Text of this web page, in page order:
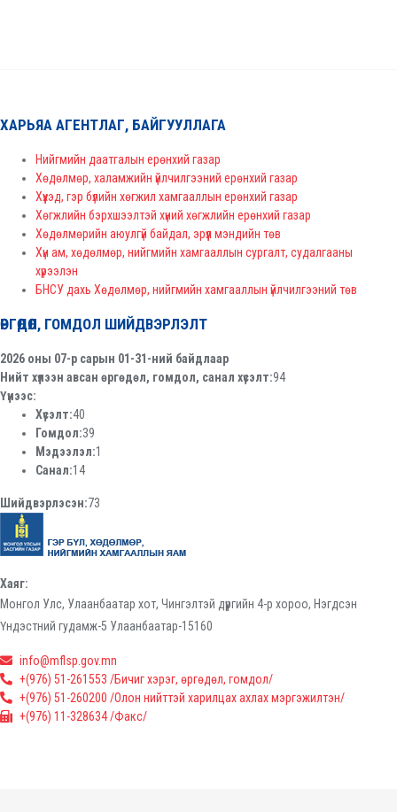
ХАРЬЯА АГЕНТЛАГ, БАЙГУУЛЛАГА
Нийгмийн даатгалын ерөнхий газар
Хөдөлмөр, халамжийн үйлчилгээний ерөнхий газар
Хүүхэд, гэр бүлийн хөгжил хамгааллын ерөнхий газар
Хөгжлийн бэрхшээлтэй хүний хөгжлийн ерөнхий газар
Хөдөлмөрийн аюулгүй байдал, эрүүл мэндийн төв
Хүн ам, хөдөлмөр, нийгмийн хамгааллын сургалт, судалгааны
хүрээлэн
БНСУ дахь Хөдөлмөр, нийгмийн хамгааллын үйлчилгээний төв
ӨРГӨДӨЛ, ГОМДОЛ ШИЙДВЭРЛЭЛТ
2026 оны 07-р сарын 01-31-ний байдлаар
Нийт хүлээн авсан өргөдөл, гомдол, санал хүсэлт:94
Үүнээс:
Хүсэлт:40
Гомдол:39
Мэдээлэл:1
Санал:14
Шийдвэрлэсэн:73
Хаяг:
Монгол Улс, Улаанбаатар хот, Чингэлтэй дүүргийн 4-р хороо, Нэгдсэн
Үндэстний гудамж-5 Улаанбаатар-15160
info@mflsp.gov.mn
+(976) 51-261553 /Бичиг хэрэг, өргөдөл, гомдол/
+(976) 51-260200 /Олон нийттэй харилцах ахлах мэргэжилтэн/
+(976) 11-328634 /Факс/